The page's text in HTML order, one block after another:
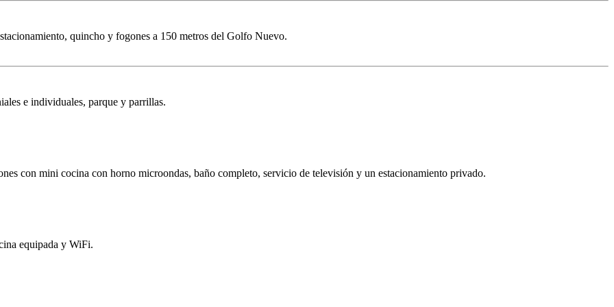
quincho y fogones a 150 metros del Golfo Nuevo.
e individuales, parque y parrillas.
con mini cocina con horno microondas, baño completo, servicio de televisión y un estacionamiento privado.
equipada y WiFi.